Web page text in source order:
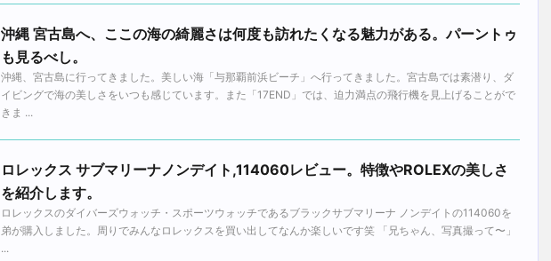
沖縄 宮古島へ、ここの海の綺麗さは何度も訪れたくなる魅力がある。パーントゥ
も見るべし。
沖縄、宮古島に行ってきました。美しい海「与那覇前浜ビーチ」へ行ってきました。宮古島では素潜り、ダ
イビングで海の美しさをいつも感じています。また「17END」では、迫力満点の飛行機を見上げることがで
きま ...
ロレックス サブマリーナノンデイト,114060レビュー。特徴やROLEXの美しさ
を紹介します。
ロレックスのダイバーズウォッチ・スポーツウォッチであるブラックサブマリーナ ノンデイトの114060を
弟が購入しました。周りでみんなロレックスを買い出してなんか楽しいです笑 「兄ちゃん、写真撮って〜」
...